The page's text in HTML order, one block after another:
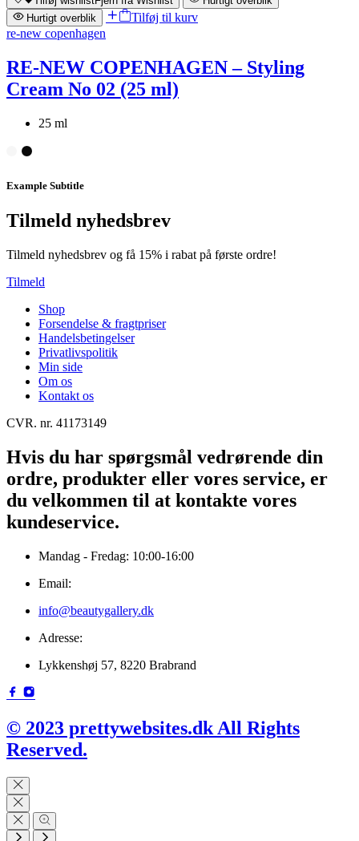
Hurtigt overblik
Tilføj til kurv
re-new copenhagen
RE-NEW COPENHAGEN – Styling
Cream No 02 (25 ml)
25 ml
Example Subtitle
Tilmeld nyhedsbrev
Tilmeld nyhedsbrev og få 15% i rabat på første ordre!
Tilmeld
Shop
Forsendelse & fragtpriser
Handelsbetingelser
Privatlivspolitik
Min side
Om os
Kontakt os
CVR. nr. 41173149
Hvis du har spørgsmål vedrørende din
ordre, produkter eller vores service, er
du velkommen til at kontakte vores
kundeservice.
Mandag - Fredag: 10:00-16:00
Email:
info@beautygallery.dk
Adresse:
Lykkenshøj 57, 8220 Brabrand
© 2023 prettywebsites.dk All Rights
Reserved.